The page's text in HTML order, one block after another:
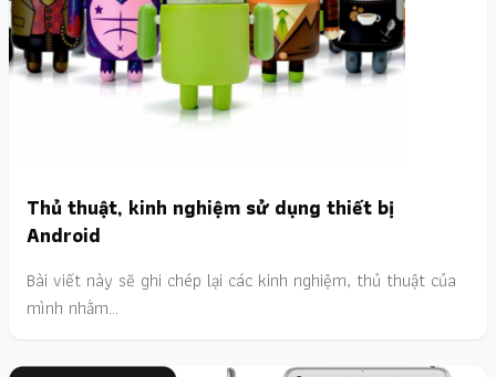
Thủ thuật, kinh nghiệm sử dụng thiết bị
Android
Bài viết này sẽ ghi chép lại các kinh nghiệm, thủ thuật của
mình nhằm…